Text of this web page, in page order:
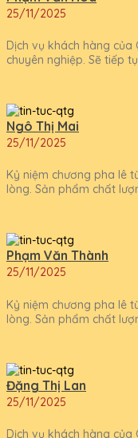
25/11/2025
Dịch vụ khách hàng của
chuyên nghiệp. Sẽ tiếp
Ngô Thị Mai
25/11/2025
Kỷ niệm chương pha lê
lòng. Sản phẩm chất
Phạm Văn Thành
25/11/2025
Kỷ niệm chương pha lê
lòng. Sản phẩm chất
Đặng Thị Lan
25/11/2025
Dịch vụ khách hàng của